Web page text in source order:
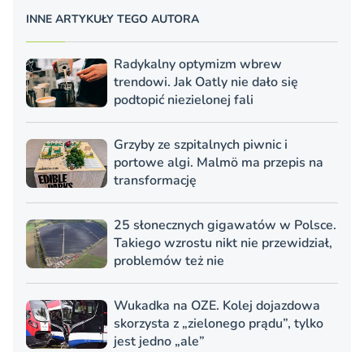
INNE ARTYKUŁY TEGO AUTORA
Radykalny optymizm wbrew
trendowi. Jak Oatly nie dało się
podtopić niezielonej fali
Grzyby ze szpitalnych piwnic i
portowe algi. Malmö ma przepis na
transformację
25 słonecznych gigawatów w Polsce.
Takiego wzrostu nikt nie przewidział,
problemów też nie
Wukadka na OZE. Kolej dojazdowa
skorzysta z „zielonego prądu”, tylko
jest jedno „ale”